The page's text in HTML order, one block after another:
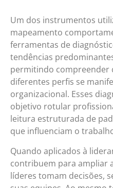
Um dos instrumentos
mapeamento
ferramentas de
tendências
permitindo compreender
diferentes perfis se
organizacional. Esses
objetivo rotular
leitura estruturada de
que influenciam o
Quando aplicados à
contribuem para ampliar
líderes tomam decisões,